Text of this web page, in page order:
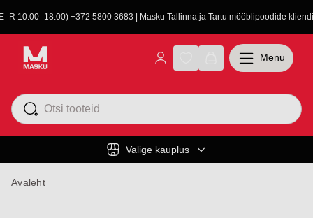
10:00–18:00) +372 5800 3683 | Masku Tallinna ja Tartu mööblipoodide
Valige kauplus
Menu
Avaleht